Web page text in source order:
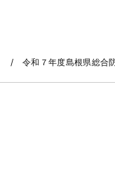
令和７年度島根県総合